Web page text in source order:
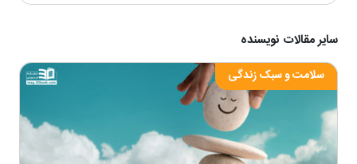
سایر مقالات نویسنده
سلامت و سبک زندگی